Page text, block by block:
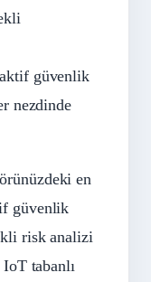
güvenlik
nezdinde
en
güvenlik
risk analizi
tabanlı